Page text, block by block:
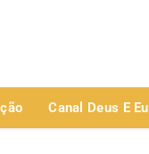
Canal Deus E Eu